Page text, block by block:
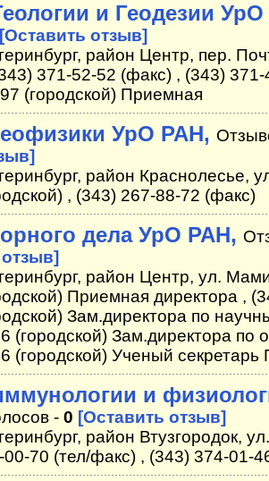
и Геодезии
[Оставить отзыв]
район Центр, пер.
371-52-52 (факс) , (343)
(городской) Приемная
УрО РАН,
район Краснолесье,
, (343) 267-88-72 (факс)
дела УрО РАН,
район Центр, ул.
Приемная директора ,
Зам.директора по
(городской) Зам.директора по
(городской) Ученый
и
- 0 [Оставить отзыв]
район Втузгородок,
70 (тел/факс) , (343) 374-01-